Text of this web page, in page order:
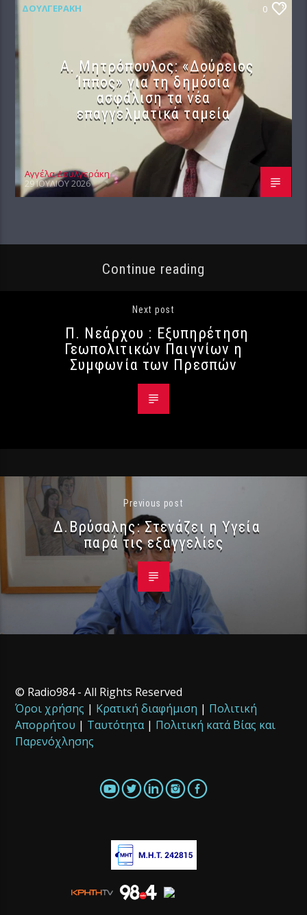
ΔΟΥΛΓΕΡΆΚΗ 0
Α. Μητρόπουλος: «Δούρειος
Ίππος» για τη δημόσια
ασφάλιση τα νέα
επαγγελματικά ταμεία
Αγγέλα Δουλγεράκη
29 ΙΟΥΛΊΟΥ 2026
Continue reading
Next post
Π. Νεάρχου : Εξυπηρέτηση
Γεωπολιτικών Παιγνίων η
Συμφωνία των Πρεσπών
Previous post
Δ.Βρύσαλης: Στενάζει η Υγεία
παρά τις εξαγγελίες
© Radio984 - All Rights Reserved
Όροι χρήσης | Κρατική διαφήμιση | Πολιτική
Απορρήτου | Ταυτότητα| Πολιτική κατά Βίας και
Παρενόχλησης